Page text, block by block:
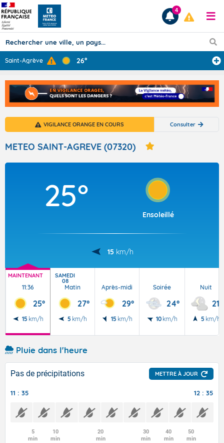
Prévisions
TOUS LES RÉSULTATS
Articles
4
Saint-Agrève 26°
VIGILANCE ORANGE EN COURS Consulter
METEO SAINT-AGREVE (07320)
25°
Ensoleillé
15 km/h
MAINTENANT
11:36
25°
15 km/h
SAMEDI
08
Matin
27°
5 km/h
Après-midi
29°
15 km/h
Soirée
24°
10 km/h
Nuit
21°
5 km/h
Pluie dans l'heure
Pas de précipitations METTRE À JOUR
11 : 35 12 : 35
5
min
10
min
20
min
30
min
40
min
50
min